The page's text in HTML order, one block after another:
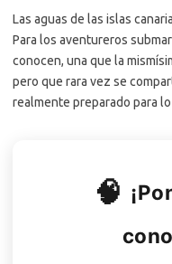
Las aguas de las islas
Para los aventureros
conocen, una que la
pero que rara vez se
realmente preparado para
🧠